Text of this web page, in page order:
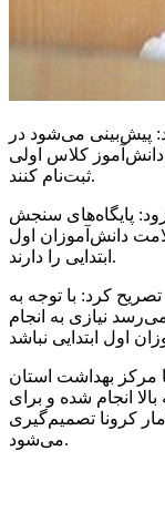
پیش‌بینی می‌شود در
۱۴۰۱-۱۴۰۲ تعداد ۳۵ هزار دانش‌آموز کلاس اولی
ثبت‌نام کنند.
پایگاه‌های سنجش
دانش‌آموزان اول
ابتدایی را دارند.
کرد: با توجه به
نیازی به انجام
مرکز بهداشت استان
انجام شده و برای
کرونا تصمیم‌گیری
می‌شود.